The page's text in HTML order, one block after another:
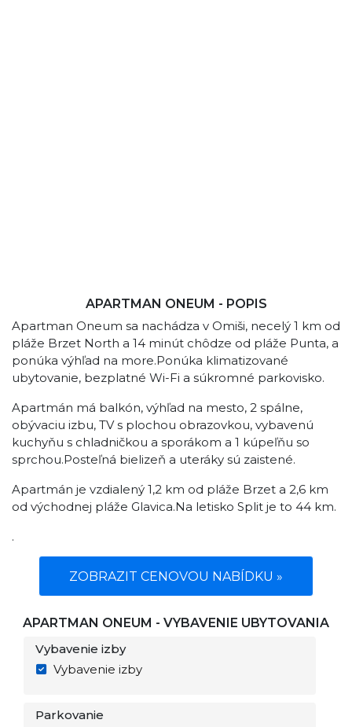
APARTMAN ONEUM - POPIS
Apartman Oneum sa nachádza v Omiši, necelý 1 km od
pláže Brzet North a 14 minút chôdze od pláže Punta, a
ponúka výhľad na more.Ponúka klimatizované
ubytovanie, bezplatné Wi-Fi a súkromné ​​parkovisko.
Apartmán má balkón, výhľad na mesto, 2 spálne,
obývaciu izbu, TV s plochou obrazovkou, vybavenú
kuchyňu s chladničkou a sporákom a 1 kúpeľňu so
sprchou.Posteľná bielizeň a uteráky sú zaistené.
Apartmán je vzdialený 1,2 km od pláže Brzet a 2,6 km
od východnej pláže Glavica.Na letisko Split je to 44 km.
.
ZOBRAZIT CENOVOU NABÍDKU »
APARTMAN ONEUM - VYBAVENIE UBYTOVANIA
Vybavenie izby
Vybavenie izby
Parkovanie